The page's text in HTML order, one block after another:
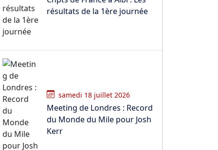
résultats de la 1ère journée
samedi 18 juillet 2026
Meeting de Londres : Record
du Monde du Mile pour Josh
Kerr